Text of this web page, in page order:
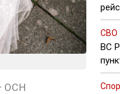
ОСН
СВО
ВС